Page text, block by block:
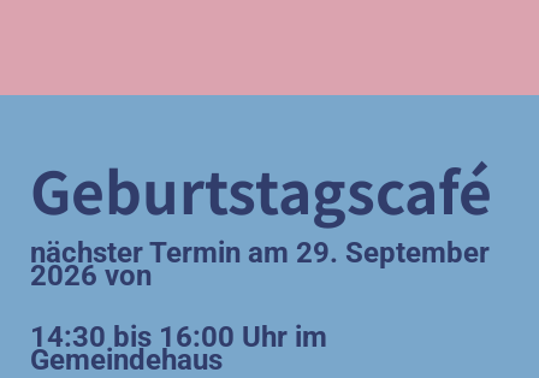
Geburtstagscafé
nächster Termin am 29. September
2026 von
14:30 bis 16:00 Uhr im
Gemeindehaus